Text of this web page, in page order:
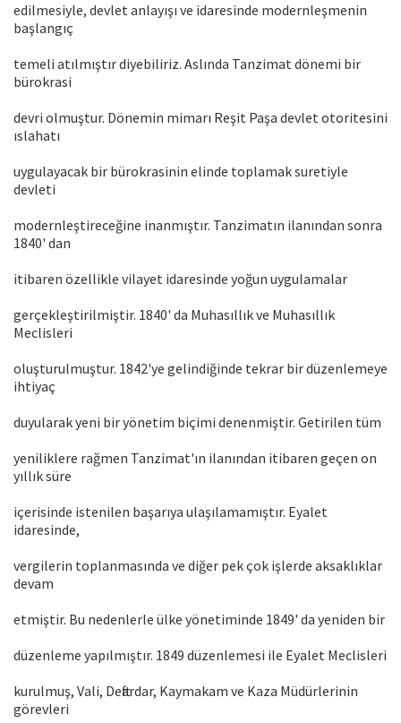
edilmesiyle, devlet anlayışı ve idaresinde modernleşmenin
başlangıç
temeli atılmıştır diyebiliriz. Aslında Tanzimat dönemi bir
bürokrasi
devri olmuştur. Dönemin mimarı Reşit Paşa devlet otoritesini
ıslahatı
uygulayacak bir bürokrasinin elinde toplamak suretiyle
devleti
modernleştireceğine inanmıştır. Tanzimatın ilanından sonra
1840' dan
itibaren özellikle vilayet idaresinde yoğun uygulamalar
gerçekleştirilmiştir. 1840' da Muhasıllık ve Muhasıllık
Meclisleri
oluşturulmuştur. 1842'ye gelindiğinde tekrar bir düzenlemeye
ihtiyaç
duyularak yeni bir yönetim biçimi denenmiştir. Getirilen tüm
yeniliklere rağmen Tanzimat'ın ilanından itibaren geçen on
yıllık süre
içerisinde istenilen başarıya ulaşılamamıştır. Eyalet
idaresinde,
vergilerin toplanmasında ve diğer pek çok işlerde aksaklıklar
devam
etmiştir. Bu nedenlerle ülke yönetiminde 1849' da yeniden bir
düzenleme yapılmıştır. 1849 düzenlemesi ile Eyalet Meclisleri
kurulmuş, Vali, Deftardar, Kaymakam ve Kaza Müdürlerinin
görevleri